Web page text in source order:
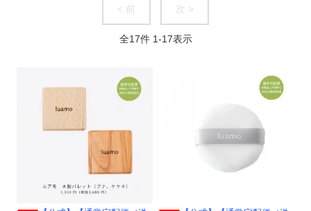
< 前 次 >
全17件 1-17表示